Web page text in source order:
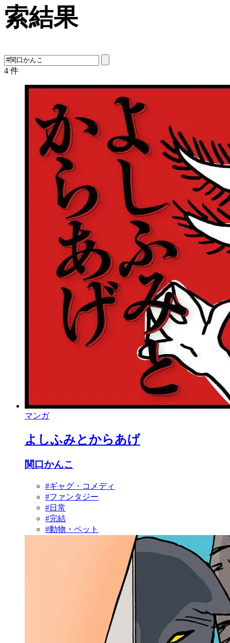
索結果
4 件
マンガ
よしふみとからあげ
関口かんこ
#ギャグ・コメディ
#ファンタジー
#日常
#完結
#動物・ペット